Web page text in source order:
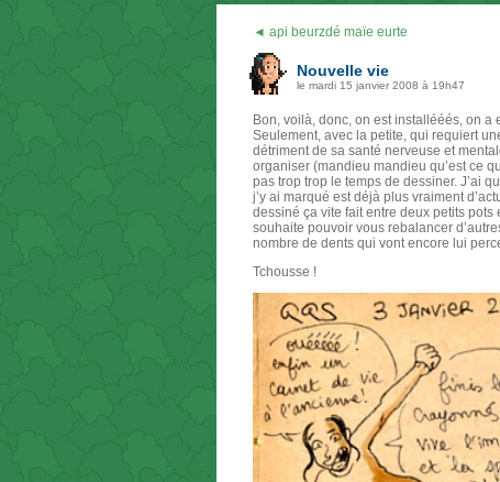
◄ api beurzdé maïe eurte
Nouvelle vie
le mardi 15 janvier 2008 à 19h47
Bon, voilà, donc, on est installééés, on
Seulement, avec la petite, qui requiert
détriment de sa santé nerveuse et
organiser (mandieu mandieu qu’est ce
pas trop trop le temps de dessiner. J’ai
j’y ai marqué est déjà plus vraiment
dessiné ça vite fait entre deux petits pots
souhaite pouvoir vous rebalancer
nombre de dents qui vont encore lui
Tchousse !